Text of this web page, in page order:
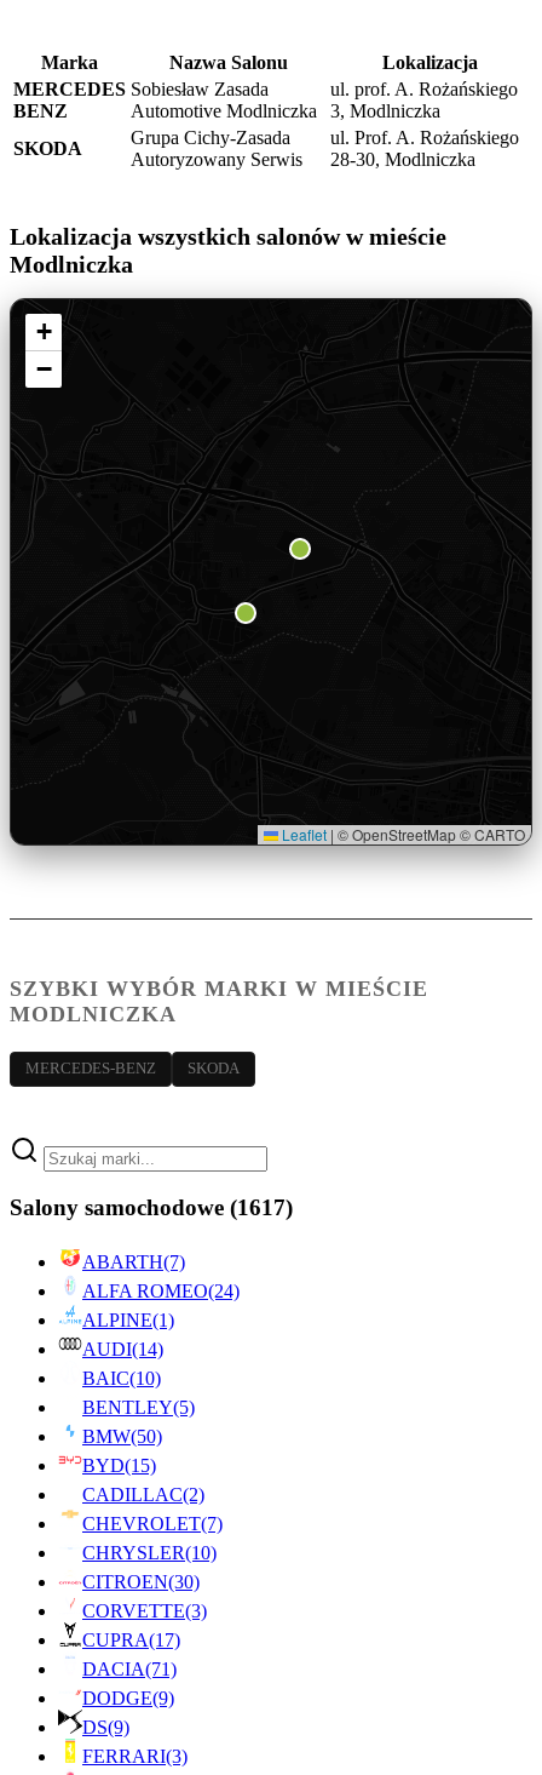
Marka Nazwa Salonu
Lokalizacja
MERCEDES
BENZ
Sobiesław Zasada
Automotive Modlniczka
ul. prof. A. Rożańskiego
3, Modlniczka
SKODA
Grupa Cichy-Zasada
Autoryzowany Serwis
ul. Prof. A. Rożańskiego
28-30, Modlniczka
Lokalizacja wszystkich salonów w mieście
Modlniczka
+
−
Leaflet | © OpenStreetMap © CARTO
SZYBKI WYBÓR MARKI W MIEŚCIE
MODLNICZKA
MERCEDES-BENZ SKODA
Salony samochodowe (1617)
ABARTH(7)
ALFA ROMEO(24)
ALPINE(1)
AUDI(14)
BAIC(10)
BENTLEY(5)
BMW(50)
BYD(15)
CADILLAC(2)
CHEVROLET(7)
CHRYSLER(10)
CITROEN(30)
CORVETTE(3)
CUPRA(17)
DACIA(71)
DODGE(9)
DS(9)
FERRARI(3)